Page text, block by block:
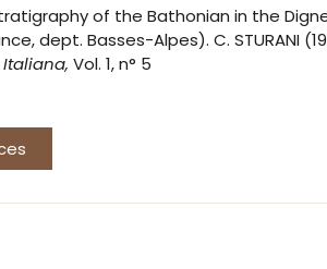
of the Bathonian in the
dept. Basses-Alpes). C. STURANI
Vol. 1, n° 5